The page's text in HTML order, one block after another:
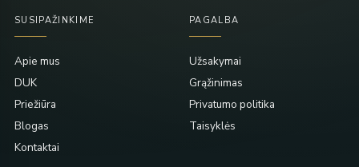
SUSIPAŽINKIME
Apie mus
DUK
Priežiūra
Blogas
Kontaktai
PAGALBA
Užsakymai
Grąžinimas
Privatumo politika
Taisyklės